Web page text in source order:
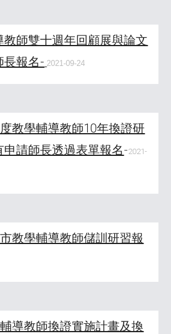
師雙十週年回顧展與論文
長報名- 2021-09-24
教學輔導教師10年換證研
請師長透過表單報名-2021-
教學輔導教師儲訓研習報
導教師換證實施計畫及換